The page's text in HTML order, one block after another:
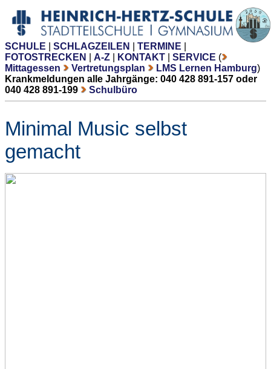
SCHULE SCHLAGZEILEN TERMINE
FOTOSTRECKEN
A-Z KONTAKT SERVICE (
Mittagessen
Vertretungsplan LMS Lernen Hamburg)
Krankmeldungen alle Jahrgänge: 040 428 891-157 oder
040 428 891-199
Schulbüro
Minimal Music selbst
gemacht